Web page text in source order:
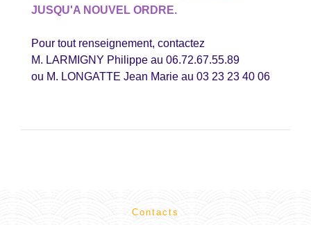
JUSQU'A NOUVEL ORDRE.
Pour tout renseignement, contactez
M. LARMIGNY Philippe au 06.72.67.55.89
ou M. LONGATTE Jean Marie au 03 23 23 40 06
Contacts